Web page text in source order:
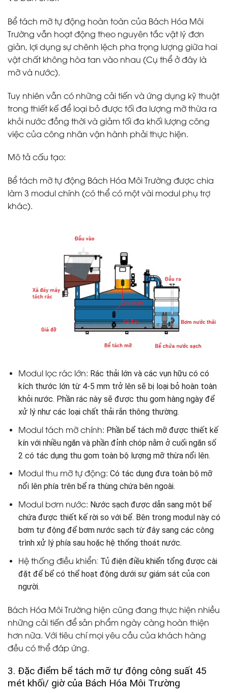
Bể tách mỡ tự động hoàn toàn của Bách Hóa Môi
Trường vẫn hoạt động theo nguyên tắc vật lý đơn
giản, lợi dụng sự chênh lệch pha trọng lượng giữa hai
vật chất không hòa tan vào nhau (Cụ thể ở đây là
mỡ và nước).
Tuy nhiên vẫn có những cải tiến và ứng dụng kỹ thuật
trong thiết kế để loại bỏ được tối đa lượng mỡ thừa ra
khỏi nước đồng thời và giảm tối đa khối lượng công
việc của công nhân vận hành phải thực hiện.
Mô tả cấu tạo:
Bể tách mỡ tự động Bách Hóa Môi Trường được chia
làm 3 modul chính (có thể có một vài modul phụ trợ
khác).
Modul lọc rác lớn: Rác thải lớn và các vụn hữu có có
kích thước lớn từ 4-5 mm trở lên sẽ bị loại bỏ hoàn toàn
khỏi nước. Phần rác này sẽ được thu gom hàng ngày để
xử lý như các loại chất thải rắn thông thường.
Modul tách mỡ chính: Phần bể tách mỡ được thiết kế
kín với nhiều ngăn và phần đỉnh chóp nằm ở cuối ngăn số
2 có tác dụng thu gom toàn bộ lượng mỡ thừa nổi lên.
Modul thu mỡ tự động: Có tác dụng đưa toàn bộ mỡ
nổi lên phía trên bể ra thùng chứa bên ngoài.
Modul bơm nước: Nước sạch được dẫn sang một bể
chứa được thiết kế rời so với bể. Bên trong modul này có
bơm tự động để bơm nước sạch từ đây sang các công
trình xử lý phía sau hoặc hệ thống thoát nước.
Hệ thống điều khiển: Tủ điện điều khiển tổng được cài
đặt để bể có thể hoạt động dưới sự giám sát của con
người.
Bách Hóa Môi Trường hiện cũng đang thực hiện nhiều
những cải tiến để sản phẩm ngày càng hoàn thiện
hơn nữa. Với tiêu chí mọi yêu cầu của khách hàng
đều có thể đáp ứng.
3. Đặc điểm bể tách mỡ tự động công suất 45
mét khối/ giờ của Bách Hóa Môi Trường